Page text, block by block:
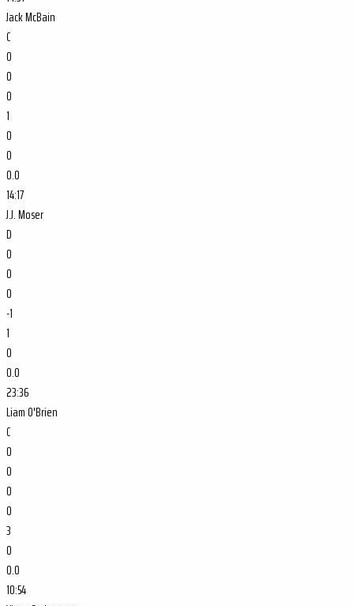
Jack McBain
C
0
0
0
1
0
0
0.0
14:17
J.J. Moser
D
0
0
0
-1
1
0
0.0
23:36
Liam O'Brien
C
0
0
0
0
3
0
0.0
10:54